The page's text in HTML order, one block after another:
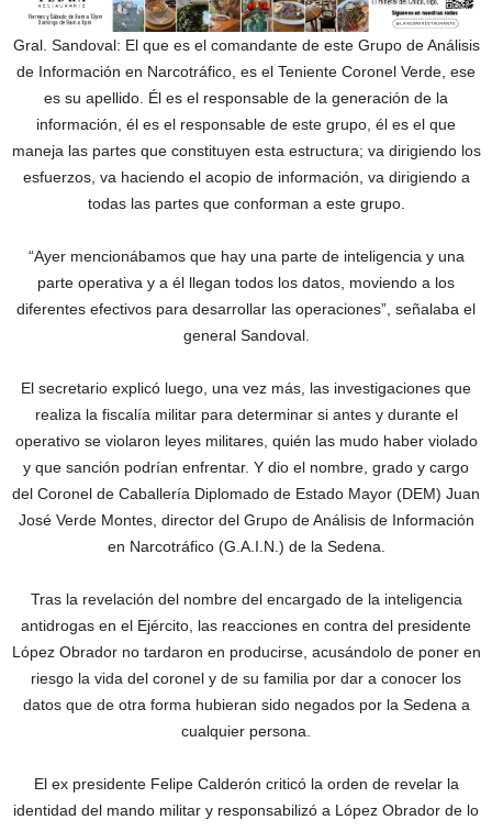
Gral. Sandoval: El que es el comandante de este Grupo de Análisis
de Información en Narcotráfico, es el Teniente Coronel Verde, ese
es su apellido. Él es el responsable de la generación de la
información, él es el responsable de este grupo, él es el que
maneja las partes que constituyen esta estructura; va dirigiendo los
esfuerzos, va haciendo el acopio de información, va dirigiendo a
todas las partes que conforman a este grupo.
“Ayer mencionábamos que hay una parte de inteligencia y una
parte operativa y a él llegan todos los datos, moviendo a los
diferentes efectivos para desarrollar las operaciones”, señalaba el
general Sandoval.
El secretario explicó luego, una vez más, las investigaciones que
realiza la fiscalía militar para determinar si antes y durante el
operativo se violaron leyes militares, quién las mudo haber violado
y que sanción podrían enfrentar. Y dio el nombre, grado y cargo
del Coronel de Caballería Diplomado de Estado Mayor (DEM) Juan
José Verde Montes, director del Grupo de Análisis de Información
en Narcotráfico (G.A.I.N.) de la Sedena.
Tras la revelación del nombre del encargado de la inteligencia
antidrogas en el Ejército, las reacciones en contra del presidente
López Obrador no tardaron en producirse, acusándolo de poner en
riesgo la vida del coronel y de su familia por dar a conocer los
datos que de otra forma hubieran sido negados por la Sedena a
cualquier persona.
El ex presidente Felipe Calderón criticó la orden de revelar la
identidad del mando militar y responsabilizó a López Obrador de lo